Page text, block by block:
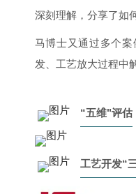
深刻理解，分享了如
马博士又通过多个
发、工艺放大过程中
“五维"评估
工艺开发“